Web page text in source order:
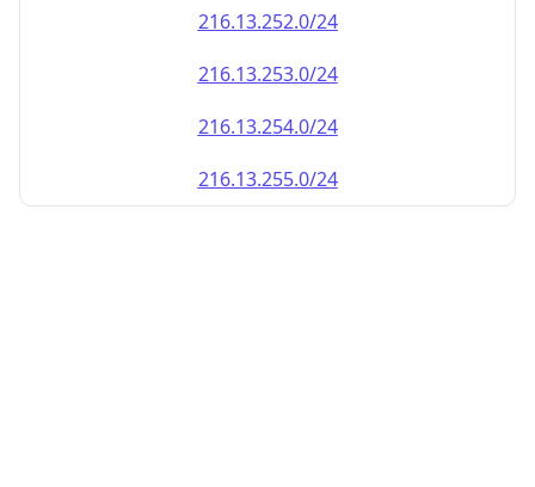
216.13.252.0/24
216.13.253.0/24
216.13.254.0/24
216.13.255.0/24